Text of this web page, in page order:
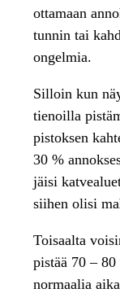
ottamaan
tunnin tai
ongelmia.
Silloin kun
tienoilla
pistoksen
30 %
jäisi
siihen olisi
Toisaalta
pistää 70 –
normaalia